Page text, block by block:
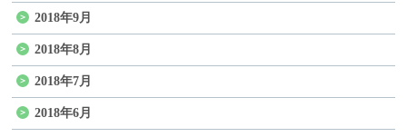
2018年9月
2018年8月
2018年7月
2018年6月